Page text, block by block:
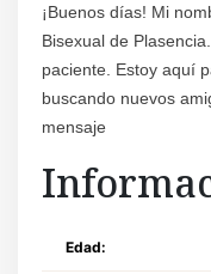
¡Buenos días! Mi
Bisexual de
paciente. Estoy aquí
buscando nuevos
mensaje
Edad: